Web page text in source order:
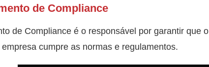
de Compliance
de Compliance é o responsável por garantir que o
cumpre as normas e regulamentos.